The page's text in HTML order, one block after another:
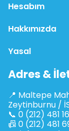
Hesabım
Hakkımızda
Yasal
Adres &
📍 Maltepe
Zeytinburnu /
📞 0 (212) 481
📠 0 (212) 481